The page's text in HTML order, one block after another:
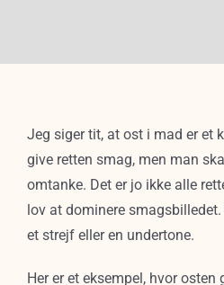
Jeg siger tit, at ost i mad er et
give retten smag, men man
omtanke. Det er jo ikke alle
lov at dominere
et strejf eller en undertone.
Her er et eksempel, hvor osten